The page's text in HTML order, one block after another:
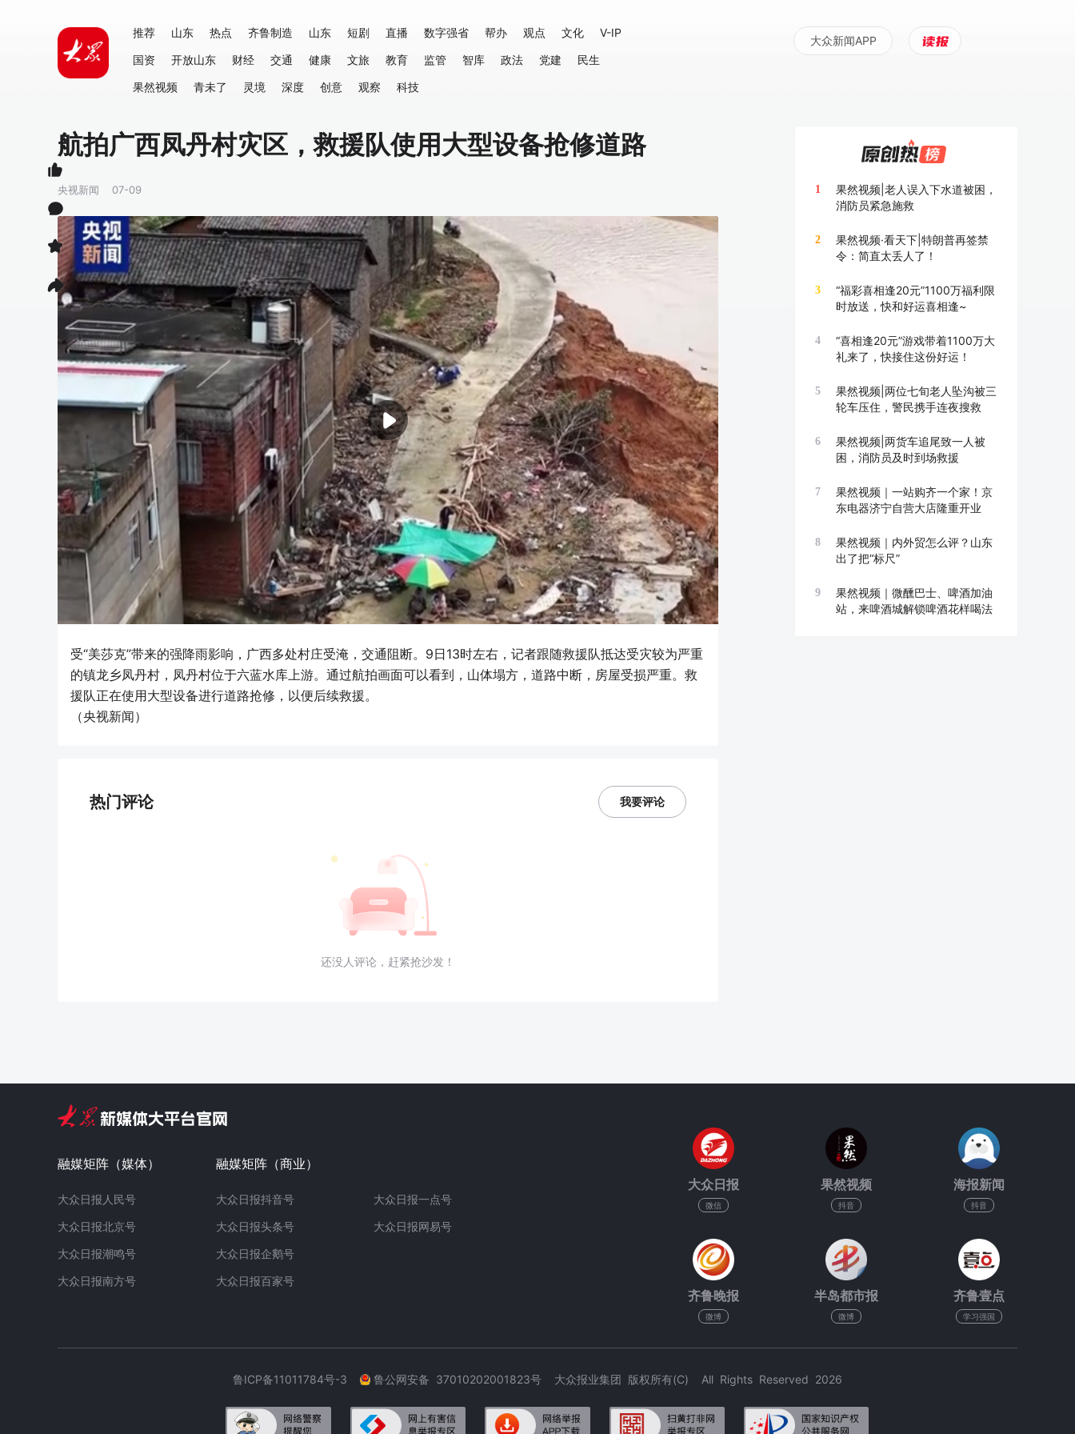
推荐 山东 热点 齐鲁制造 山东 短剧 直播 数字强省 帮办 观点 文化
V-IP
国资
开放山东 财经 交通 健康 文旅 教育 监管 智库 政法 党建
民生
果然视频
青未了 灵境 深度 创意 观察 科技
大众新闻APP
航拍广西凤丹村灾区，救援队使用大型设备抢修道路
央视新闻 07-09
受“美莎克”带来的强降雨影响，广西多处村庄受淹，交通阻断。9日13时左右，记者跟随救援队抵达受灾较为严重
的镇龙乡凤丹村，凤丹村位于六蓝水库上游。通过航拍画面可以看到，山体塌方，道路中断，房屋受损严重。救
援队正在使用大型设备进行道路抢修，以便后续救援。
（央视新闻）
热门评论 我要评论
还没人评论，赶紧抢沙发！
1
果然视频|老人误入下水道被困，
消防员紧急施救
2
果然视频·看天下|特朗普再签禁
令：简直太丢人了！
3
“福彩喜相逢20元”1100万福利限
时放送，快和好运喜相逢~
4
“喜相逢20元”游戏带着1100万大
礼来了，快接住这份好运！
5
果然视频|两位七旬老人坠沟被三
轮车压住，警民携手连夜搜救
6
果然视频|两货车追尾致一人被
困，消防员及时到场救援
7
果然视频｜一站购齐一个家！京
东电器济宁自营大店隆重开业
8
果然视频｜内外贸怎么评？山东
出了把“标尺”
9
果然视频｜微醺巴士、啤酒加油
站，来啤酒城解锁啤酒花样喝法
融媒矩阵（媒体）
大众日报人民号
大众日报北京号
大众日报潮鸣号
大众日报南方号
融媒矩阵（商业）
大众日报抖音号
大众日报头条号
大众日报企鹅号
大众日报百家号
大众日报一点号
大众日报网易号
大众日报
微信
果然视频
抖音
海报新闻
抖音
齐鲁晚报
微博
半岛都市报
微博
齐鲁壹点
学习强国
鲁ICP备11011784号-3 鲁公网安备 37010202001823号 大众报业集团 版权所有(C) All Rights Reserved 2026